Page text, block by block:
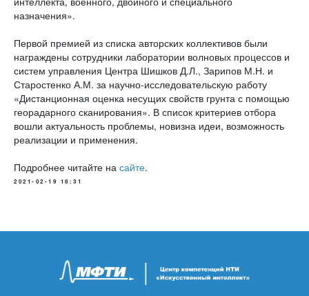
назначения».
Первой премией из списка авторских коллективов были
награждены сотрудники лаборатории волновых процессов и
систем управления Центра Шишков Д.Л., Зарипов М.Н. и
Старостенко А.М. за научно-исследовательскую работу
«Дистанционная оценка несущих свойств грунта с помощью
георадарного сканирования». В список критериев отбора
вошли актуальность проблемы, новизна идеи, возможность
реализации и применения.
Подробнее читайте на сайте.
2021-02-19 18:31